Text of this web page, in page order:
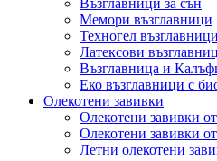
Възглавници за сън
Мемори възглавници
Техногел възглавници
Латексови
Възглавница и
Еко възглавници с
Олекотени завивки
Олекотени завивки
Олекотени завивки
Летни олекотени